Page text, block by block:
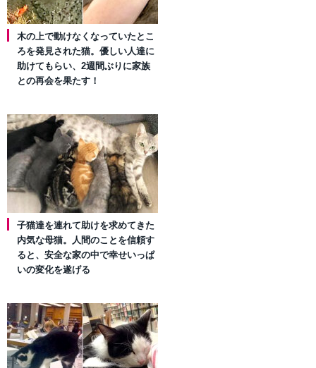
木の上で動けなくなっていたとこ
ろを発見された猫。優しい人達に
助けてもらい、2週間ぶりに家族
との再会を果たす！
子猫達を連れて助けを求めてきた
内気な母猫。人間のことを信頼す
ると、安全な家の中で幸せいっぱ
いの変化を遂げる